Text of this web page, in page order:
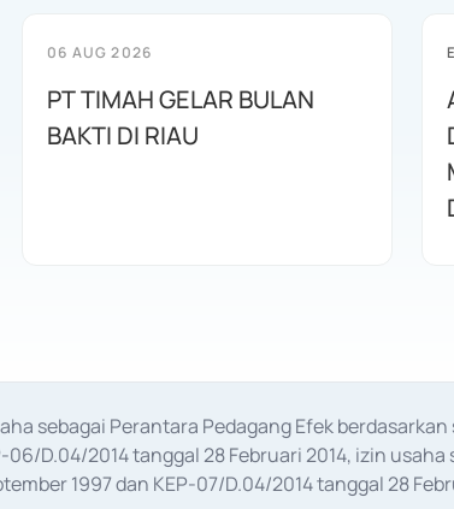
06 AUG 2026
PT TIMAH GELAR BULAN
BAKTI DI RIAU
sebagai Perantara Pedagang Efek
06/D.04/2014 tanggal 28 Februari 2014, izin
1997 dan KEP-07/D.04/2014 tanggal 28